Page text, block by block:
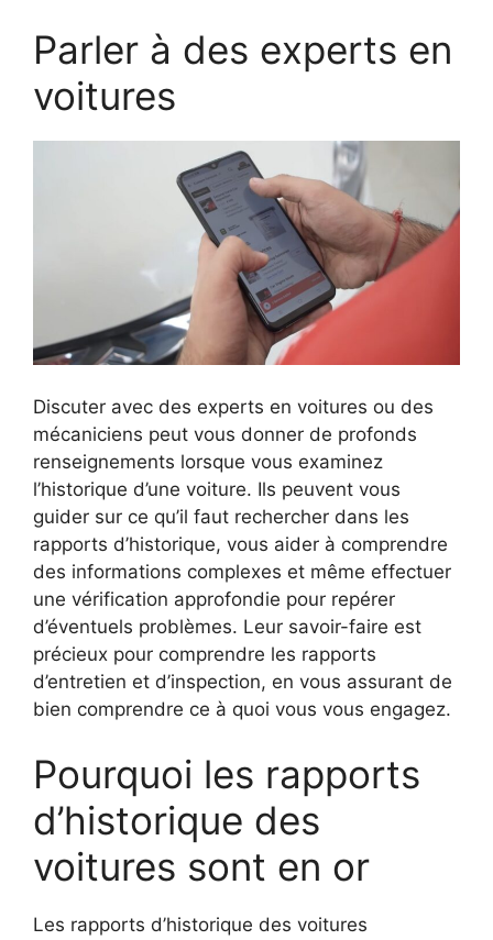
Parler à des experts en
voitures
Discuter avec des experts en voitures ou des
mécaniciens peut vous donner de profonds
renseignements lorsque vous examinez
l’historique d’une voiture. Ils peuvent vous
guider sur ce qu’il faut rechercher dans les
rapports d’historique, vous aider à comprendre
des informations complexes et même effectuer
une vérification approfondie pour repérer
d’éventuels problèmes. Leur savoir-faire est
précieux pour comprendre les rapports
d’entretien et d’inspection, en vous assurant de
bien comprendre ce à quoi vous vous engagez.
Pourquoi les rapports
d’historique des
voitures sont en or
Les rapports d’historique des voitures